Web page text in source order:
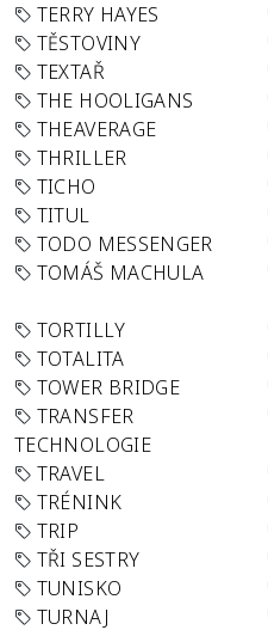
TERRY HAYES
TĚSTOVINY
TEXTAŘ
THE HOOLIGANS
THEAVERAGE
THRILLER
TICHO
TITUL
TODO MESSENGER
TOMÁŠ MACHULA
TORTILLY
TOTALITA
TOWER BRIDGE
TRANSFER
TECHNOLOGIE
TRAVEL
TRÉNINK
TRIP
TŘI SESTRY
TUNISKO
TURNAJ